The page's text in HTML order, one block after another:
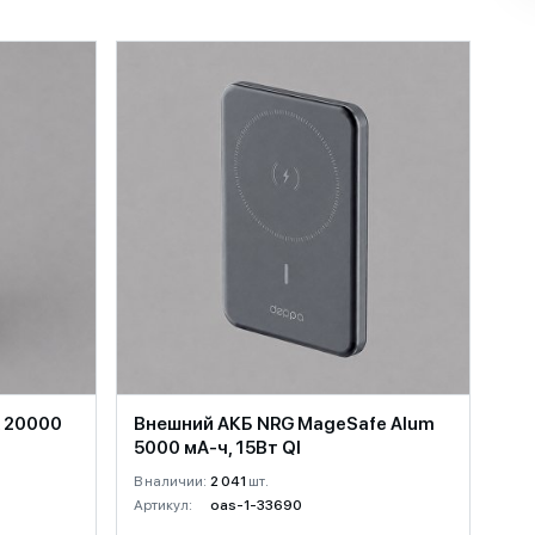
20000
Внешний АКБ NRG MageSafe Alum
5000 мА-ч, 15Вт QI
В наличии: 2 041 шт.
Артикул:
oas-1-33690